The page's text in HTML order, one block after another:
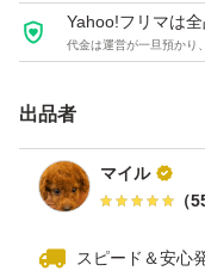
件や、お客様がご使
色調が異なる場合が
で、自立しない角度
は水洗い等を行ない
ご使用下さい。
● 天然流木について
Yahoo!フリマは
代金は運営が一旦預かり
出品者
マイル
（
スピード＆安心